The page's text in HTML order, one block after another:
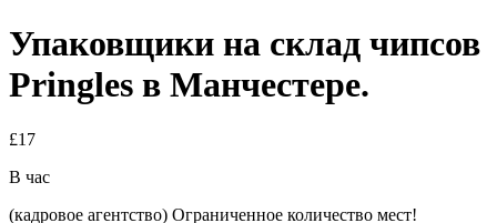
Упаковщики на склад чипсов
Pringles в Манчестере.
£17
В час
(кадровое агентство) Ограниченное количество мест!